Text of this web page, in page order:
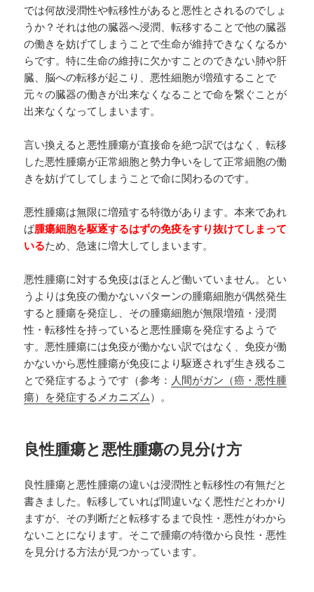
では何故浸潤性や転移性があると悪性とされるのでしょ
うか？それは他の臓器へ浸潤、転移することで他の臓器
の働きを妨げてしまうことで生命が維持できなくなるか
らです。特に生命の維持に欠かすことのできない肺や肝
臓、脳への転移が起こり、悪性細胞が増殖することで
元々の臓器の働きが出来なくなることで命を繋ぐことが
出来なくなってしまいます。
言い換えると悪性腫瘍が直接命を絶つ訳ではなく、転移
した悪性腫瘍が正常細胞と勢力争いをして正常細胞の働
きを妨げてしてしまうことで命に関わるのです。
悪性腫瘍は無限に増殖する特徴があります。本来であれ
ば腫瘍細胞を駆逐するはずの免疫をすり抜けてしまって
いるため、急速に増大してしまいます。
悪性腫瘍に対する免疫はほとんど働いていません。とい
うよりは免疫の働かないパターンの腫瘍細胞が偶然発生
すると腫瘍を発症し、その腫瘍細胞が無限増殖・浸潤
性・転移性を持っていると悪性腫瘍を発症するようで
す。悪性腫瘍には免疫が働かない訳ではなく、免疫が働
かないから悪性腫瘍が免疫により駆逐されず生き残るこ
とで発症するようです（参考： 人間がガン（癌・悪性腫
瘍）を発症するメカニズム）。
良性腫瘍と悪性腫瘍の見分け方
良性腫瘍と悪性腫瘍の違いは浸潤性と転移性の有無だと
書きました。転移していれば間違いなく悪性だとわかり
ますが、その判断だと転移するまで良性・悪性がわから
ないことになります。そこで腫瘍の特徴から良性・悪性
を見分ける方法が見つかっています。